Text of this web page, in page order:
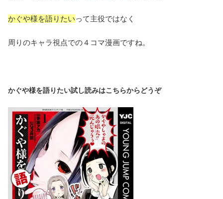
かぐや様を語りたいって主役ではなく
周りのキャラ視点での４コマ漫画ですね。
かぐや様を語りたい試し読みはこちらからどうぞ